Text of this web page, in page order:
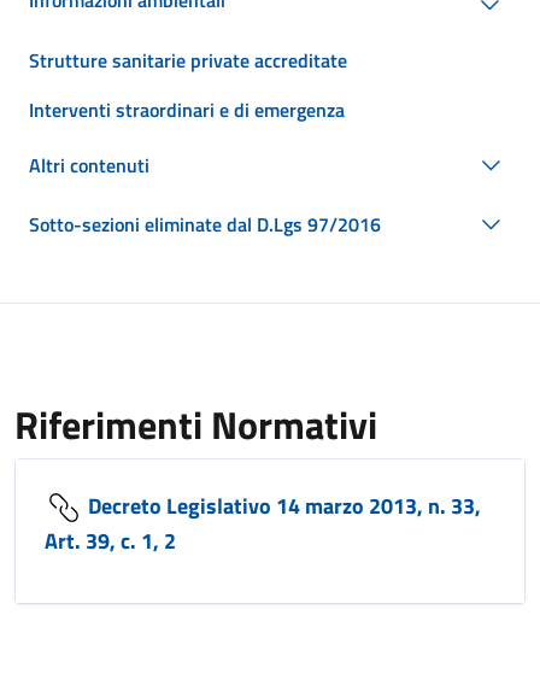
Strutture sanitarie private accreditate
Interventi straordinari e di emergenza
Altri contenuti
Sotto-sezioni eliminate dal D.Lgs 97/2016
Riferimenti Normativi
Decreto Legislativo 14 marzo 2013, n. 33,
Art. 39, c. 1, 2